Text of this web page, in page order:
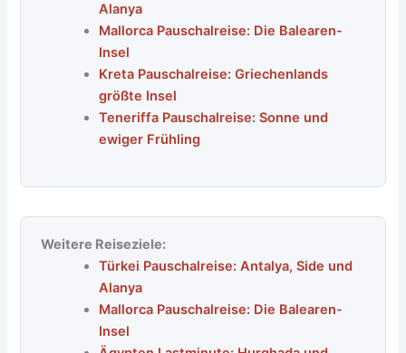
Alanya
Mallorca Pauschalreise: Die Balearen-
Insel
Kreta Pauschalreise: Griechenlands
größte Insel
Teneriffa Pauschalreise: Sonne und
ewiger Frühling
Weitere Reiseziele:
Türkei Pauschalreise: Antalya, Side und
Alanya
Mallorca Pauschalreise: Die Balearen-
Insel